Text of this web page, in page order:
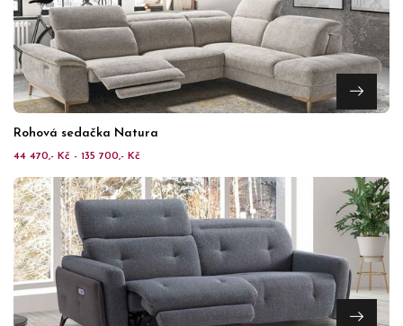
Rohová sedačka Natura
44 470,- Kč - 135 700,- Kč